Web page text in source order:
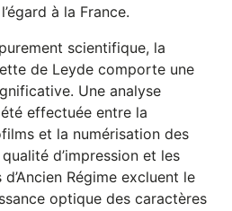
à la France.
scientifique, la
de Leyde comporte une
Une analyse
effectuée entre la
et la numérisation des
d’impression et les
Régime excluent le
optique des caractères